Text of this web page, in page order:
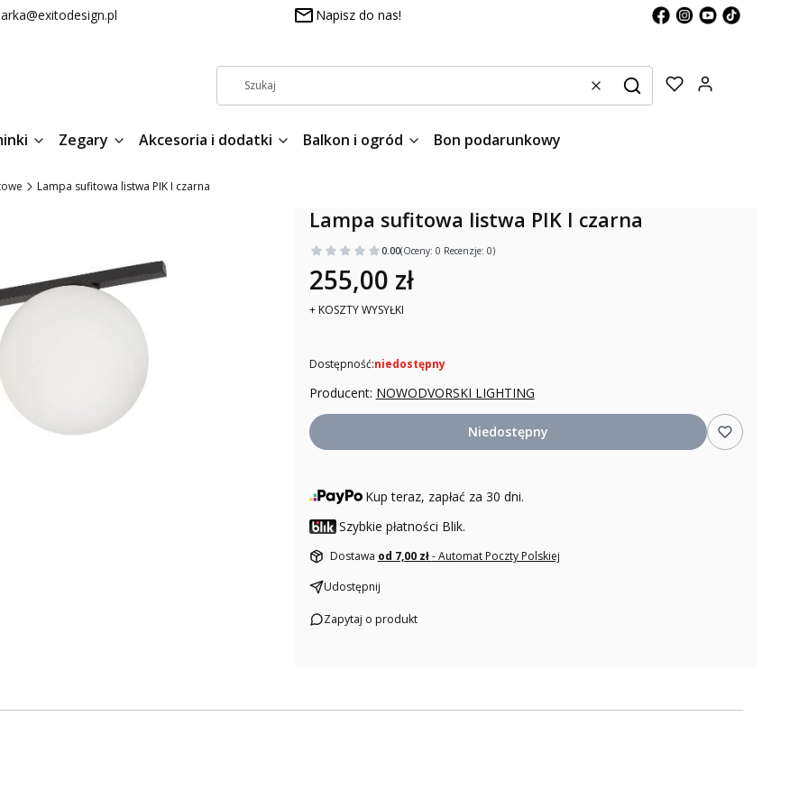
Napisz do nas!
WyczyśćSzukaj
Zegary Akcesoria i dodatki Balkon i ogród Bon podarunkowy
Lampa sufitowa listwa PIK I czarna
Lampa sufitowa listwa PIK I czarna
0.00(Oceny: 0 Recenzje: 0)
255,00 zł
+ KOSZTY WYSYŁKI
Dostępność:niedostępny
Producent: NOWODVORSKI LIGHTING
Niedostępny
Kup teraz, zapłać za 30 dni.
Szybkie płatności Blik.
Dostawa od 7,00 zł- Automat Poczty Polskiej
Udostępnij
Zapytaj o produkt